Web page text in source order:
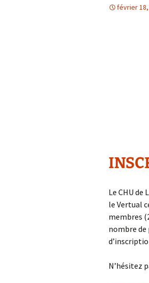
février 18,
Le CHU
le Vertual
membres
nombre
N’hésitez